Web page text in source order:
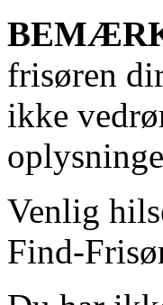
frisøren
ikke
Venlig
Find-